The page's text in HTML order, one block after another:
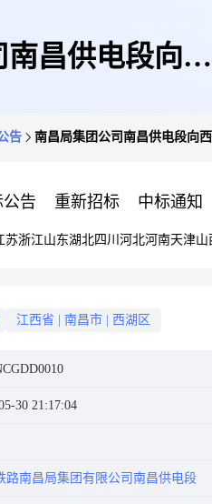
昌供电段向西
告 南昌局集团公司南昌供电段向
告 重新招标 中标通知
苏浙江山东湖北四川 河北河南天津山
江西省 南昌市 西湖区
30 21:17:04
路南昌局集团有限公司南昌供电段